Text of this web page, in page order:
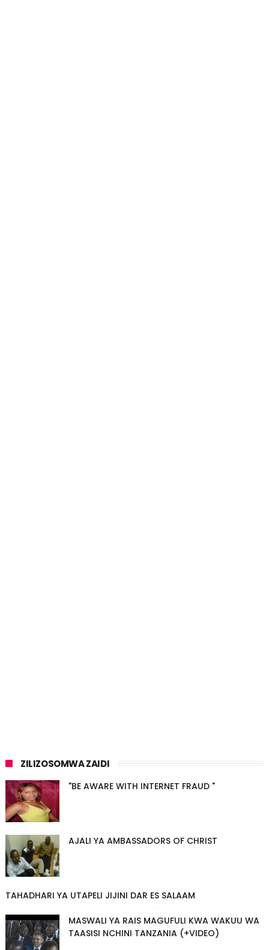
ZILIZOSOMWA ZAIDI
"BE AWARE WITH INTERNET FRAUD "
AJALI YA AMBASSADORS OF CHRIST
TAHADHARI YA UTAPELI JIJINI DAR ES SALAAM
MASWALI YA RAIS MAGUFULI KWA WAKUU WA
TAASISI NCHINI TANZANIA (+VIDEO)